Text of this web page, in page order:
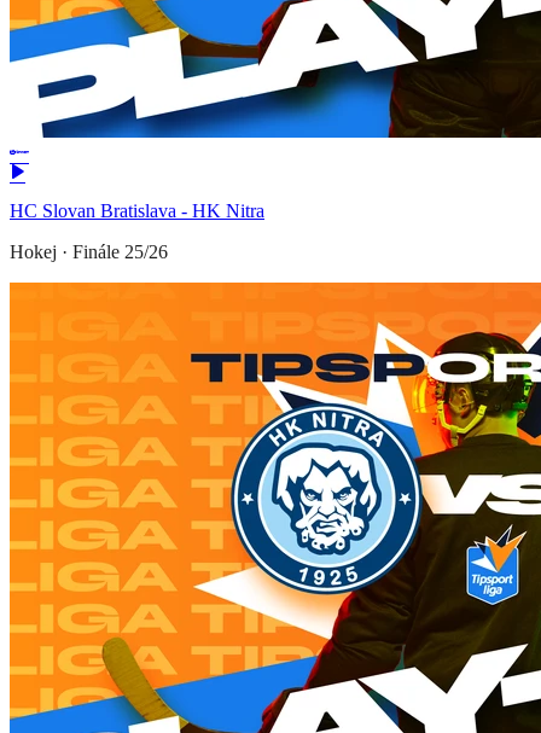
HC Slovan Bratislava - HK Nitra
Hokej · Finále 25/26